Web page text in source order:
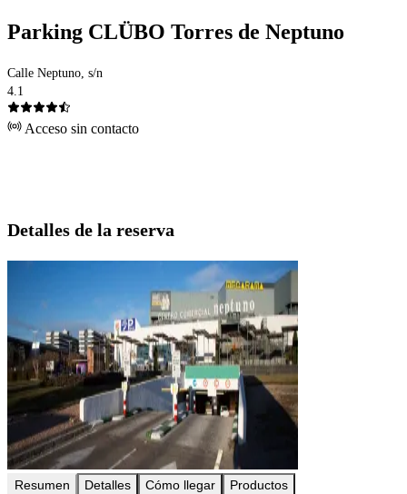
Parking CLÜBO Torres de Neptuno
Calle Neptuno, s/n
4.1
Acceso sin contacto
Detalles de la reserva
Resumen Detalles Cómo llegar Productos